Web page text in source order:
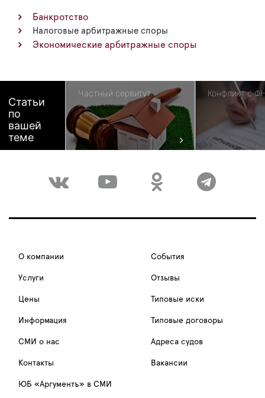
Банкротство
Налоговые арбитражные споры
Экономические арбитражные споры
Статьи
по
вашей
теме
Частный сервитут Конфликт с
О компании
Услуги
Цены
Информация
СМИ о нас
Контакты
События
Отзывы
Типовые иски
Типовые договоры
Адреса судов
Вакансии
ЮБ «Аргументъ» в СМИ